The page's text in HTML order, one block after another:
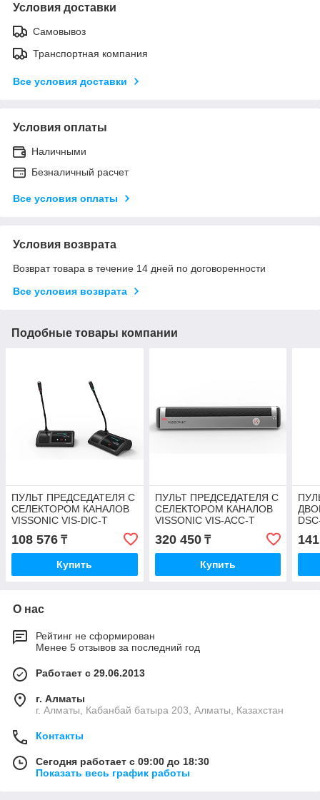
Условия доставки
Самовывоз
Транспортная компания
Все условия доставки
Условия оплаты
Наличными
Безналичный расчет
Все условия оплаты
Условия возврата
Возврат товара в течение 14 дней по договоренности
Все условия возврата
Подобные товары компании
ПУЛЬТ ПРЕДСЕДАТЕЛЯ С
СЕЛЕКТОРОМ КАНАЛОВ
VISSONIC VIS-DIC-T
108 576 ₸
Купить
ПУЛЬТ ПРЕДСЕДАТЕЛЯ С
СЕЛЕКТОРОМ КАНАЛОВ
VISSONIC VIS-ACC-T
320 450₸
Купить
О нас
Рейтинг не сформирован
Менее 5 отзывов за последний год
Работает с 29.06.2013
г. Алматы
г. Алматы, Кабанбай батыра 203, Алматы, Казахстан
Контакты
Сегодня работает с 09:00 до 18:30
Показать весь график работы